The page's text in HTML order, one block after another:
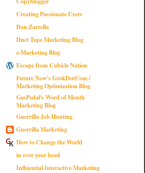
Creating Passionate Users
Dan Zarrella
Duct Tape Marketing Blog
e-Marketing Blog
Escape from Cubicle Nation
Future Now's GrokDotCom /
Marketing Optimization Blog
GasPedal's Word of Mouth
Marketing Blog
Guerrilla Job Hunting
Guerrilla Marketing
How to Change the World
in over your head
Influential Interactive Marketing